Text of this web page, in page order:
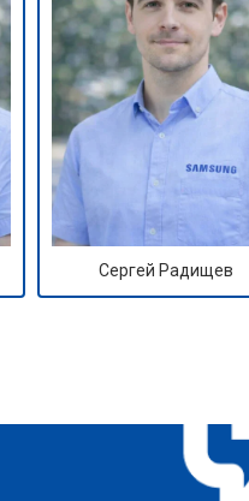
Сергей Радищев